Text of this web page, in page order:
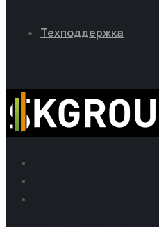
Техподдержка